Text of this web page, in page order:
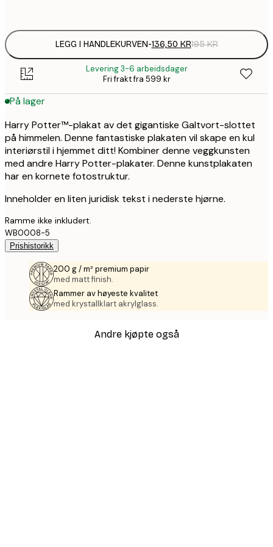
LEGG I HANDLEKURVEN-136,50 KR195 KR
Levering 3-6 arbeidsdager
Fri frakt fra 599 kr
På lager
Harry Potter™-plakat av det gigantiske Galtvort-slottet
på himmelen. Denne fantastiske plakaten vil skape en kul
interiørstil i hjemmet ditt! Kombiner denne veggkunsten
med andre Harry Potter-plakater. Denne kunstplakaten
har en kornete fotostruktur.
Inneholder en liten juridisk tekst i nederste hjørne.
Ramme ikke inkludert.
WB0008-5
Prishistorikk
200 g / m² premium papir
med matt finish.
Rammer av høyeste kvalitet
med krystallklart akrylglass.
Andre kjøpte også